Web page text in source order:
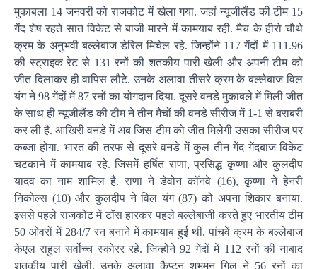
मुकाबला 14 जनवरी को राजकोट में खेला गया. जहां न्यूजीलैंड की टीम 15
गेंद शेष रहते सात विकेट से बाजी मारने में कामयाब रही. मैच के हीरो चौथे
क्रम के अनुभवी बल्लेबाज डेरिल मिचेल रहे. जिन्होंने 117 गेंदों में 111.96
की स्ट्राइक रेट से 131 रनों की शतकीय पारी खेली और अपनी टीम को
जीत दिलाकर ही वापिस लौटे. उनके अलावा तीसरे क्रम के बल्लेबाज विल
यंग ने 98 गेंदों में 87 रनों का योगदान दिया. दूसरे वनडे मुकाबले में मिली जीत
के साथ ही न्यूजीलैंड की टीम ने तीन मैचों की वनडे सीरीज में 1-1 से बराबरी
कर ली है. आखिरी वनडे में अब जिस टीम को जीत मिलेगी उसका सीरीज पर
कब्जा होगा. भारत की तरफ से दूसरे वनडे में कुल तीन गेंद गेंदबाज विकेट
चटकाने में कामयाब रहे. जिसमें हर्षित राणा, प्रसिद्ध कृष्णा और कुलदीप
यादव का नाम शामिल है. राणा ने डेवोन कॉनवे (16), कृष्णा ने हेनरी
निकोल्स (10) और कुलदीप ने विल यंग (87) को अपना शिकार बनाया.
इससे पहले राजकोट में टॉस हारकर पहले बल्लेबाजी करते हुए भारतीय टीम
50 ओवरों में 284/7 रन बनाने में कामयाब हुई थी. पांचवें क्रम के बल्लेबाज
केएल राहुल सर्वोच्च स्कोरर रहे. जिन्होंने 92 गेंदों में 112 रनों की नाबाद
शतकीय पारी खेली. उनके अलावा कैप्टन शुभमन गिल ने 56 रनों का